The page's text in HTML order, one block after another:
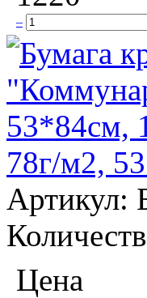
–
78г/м2,
Артикул:
Цена